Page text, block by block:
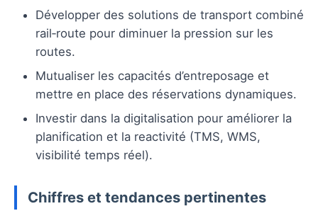
Développer des solutions de transport combiné
rail‑route pour diminuer la pression sur les
routes.
Mutualiser les capacités d’entreposage et
mettre en place des réservations dynamiques.
Investir dans la digitalisation pour améliorer la
planification et la reactivité (TMS, WMS,
visibilité temps réel).
Chiffres et tendances pertinentes